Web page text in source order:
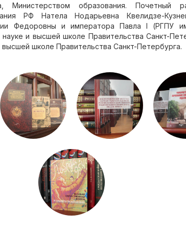
Министерством образования. Почетный
РФ Натела Нодарьевна Квелидзе-
Федоровны и императора Павла I (РГПУ
и высшей школе Правительства Санкт-
школе Правительства Санкт-Петербурга.